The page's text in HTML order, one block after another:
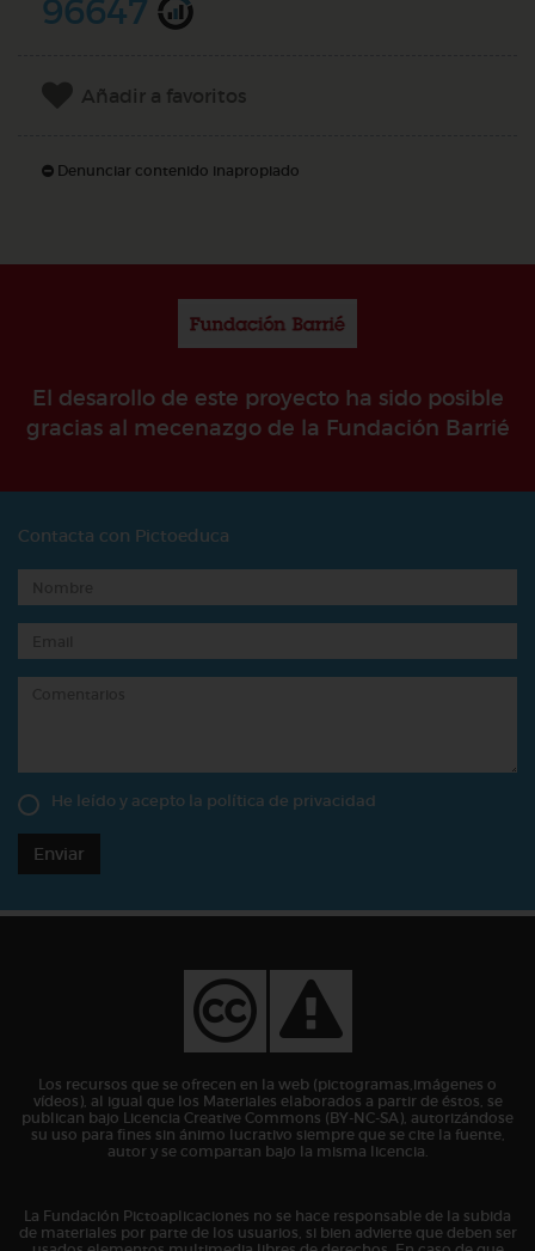
96647
Añadir a favoritos
Denunciar contenido inapropiado
El desarollo de este proyecto ha sido posible
gracias al mecenazgo de la Fundación Barrié
Contacta con Pictoeduca
He leído y acepto la política de privacidad
Enviar
Los recursos que se ofrecen en la web (pictogramas,imágenes o
vídeos), al igual que los Materiales elaborados a partir de éstos, se
publican bajo Licencia Creative Commons (BY-NC-SA), autorizándose
su uso para fines sin ánimo lucrativo siempre que se cite la fuente,
autor y se compartan bajo la misma licencia.
La Fundación Pictoaplicaciones no se hace responsable de la subida
de materiales por parte de los usuarios, si bien advierte que deben ser